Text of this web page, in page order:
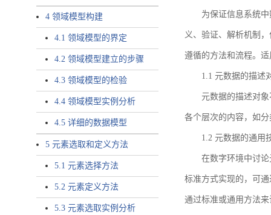
4 领域模型构建
4.1 领域模型的界定
4.2 领域模型建立的步骤
4.3 领域模型的检验
4.4 领域模型实例分析
4.5 详细的数据模型
5 元素选取和定义方法
5.1 元素选择方法
5.2 元素定义方法
5.3 元素选取实例分析
为保证信息系统
义、验证、解析机制
遵循的方法和流程。
1.1 元数据的描述
元数据的描述对
各个层次的内容，如
1.2 元数据的通用
在数字环境中讨
标准方式实现的，可
通过标准或通用方法